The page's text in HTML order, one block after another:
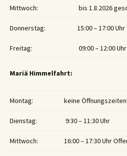
Mittwoch: bis 1.8.2026
Donnerstag: 15:00 – 17:00 Uhr
Freitag: 09:00 – 12:00 Uhr
Mariä Himmelfahrt:
Montag: keine Öffnungszeiten
Dienstag: 9:30 – 11:30 Uhr
Mittwoch: 16:00 – 17:30 Uhr